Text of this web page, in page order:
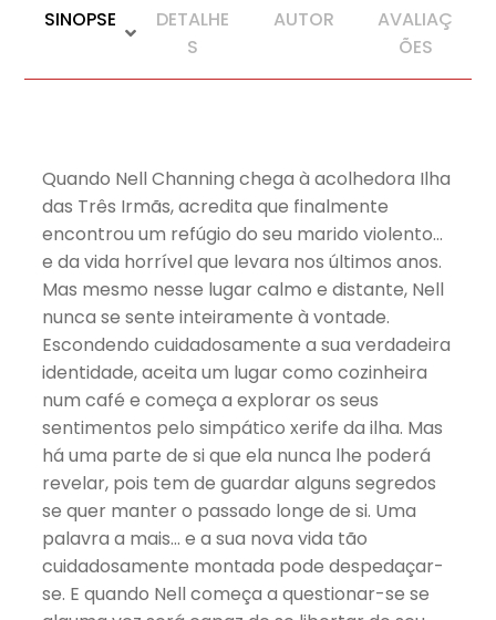
SINOPSE
DETALHE
S
AUTOR
AVALIAÇ
ÕES
Quando Nell Channing chega à acolhedora Ilha
das Três Irmãs, acredita que finalmente
encontrou um refúgio do seu marido violento…
e da vida horrível que levara nos últimos anos.
Mas mesmo nesse lugar calmo e distante, Nell
nunca se sente inteiramente à vontade.
Escondendo cuidadosamente a sua verdadeira
identidade, aceita um lugar como cozinheira
num café e começa a explorar os seus
sentimentos pelo simpático xerife da ilha. Mas
há uma parte de si que ela nunca lhe poderá
revelar, pois tem de guardar alguns segredos
se quer manter o passado longe de si. Uma
palavra a mais… e a sua nova vida tão
cuidadosamente montada pode despedaçar-
se. E quando Nell começa a questionar-se se